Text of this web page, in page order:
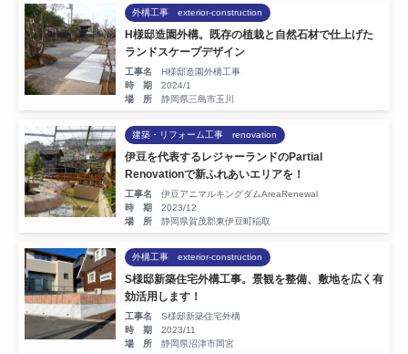
外構工事 exterior-construction
H様邸造園外構。既存の植栽と自然石材で仕上げた
ランドスケープデザイン
工事名
H様邸造園外構工事
時 期
2024/1
場 所
静岡県三島市玉川
建築・リフォーム工事 renovation
伊豆を代表するレジャーランドのPartial
Renovationで新ふれあいエリアを！
工事名
伊豆アニマルキングダムAreaRenewal
時 期
2023/12
場 所
静岡県賀茂郡東伊豆町稲取
外構工事 exterior-construction
S様邸新築住宅外構工事。景観を整備、敷地を広く有
効活用します！
工事名
S様邸新築住宅外構
時 期
2023/11
場 所
静岡県沼津市岡宮